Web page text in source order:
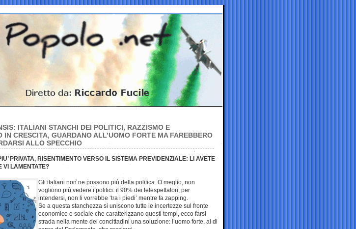
ITALIANI STANCHI DEI POLITICI, RAZZISMO E
IN CRESCITA, GUARDANO ALL’UOMO FORTE MA FAREBBERO
ALLO SPECCHIO
PRIVATA, RISENTIMENTO VERSO IL SISTEMA PREVIDENZIALE: LI AVETE
VI LAMENTATE?
Gli italiani non ne possono più della politica. O meglio, non
vogliono più vedere i politici: il 90% dei telespettatori, per
intendersi, non li vorrebbe ‘tra i piedi’ mentre fa zapping.
Se a questa stanchezza si uniscono tutte le incertezze sul fronte
economico e sociale che caratterizzano questi tempi, ecco farsi
strada nella mente dei concittadini una soluzione: l’uomo forte, al di